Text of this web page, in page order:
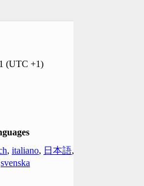
(UTC +1)
, italiano, 日本語,
svenska